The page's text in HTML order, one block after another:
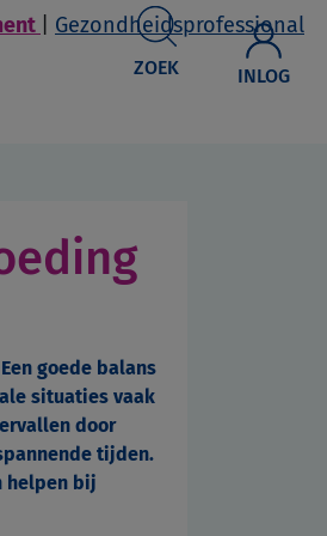
Gezondheidsprofessional
ZOEK INLOG
goede balans
situaties vaak
door
tijden.
helpen bij